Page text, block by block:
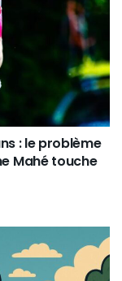
: le problème
Mahé touche